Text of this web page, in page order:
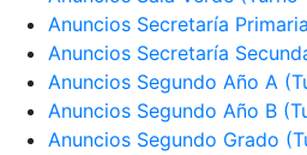
Anuncios Secretaría Primaria
Anuncios Secretaría
Anuncios Segundo Año A
Anuncios Segundo Año B
Anuncios Segundo Grado